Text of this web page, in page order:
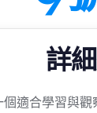
詳
個適合學習與